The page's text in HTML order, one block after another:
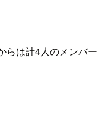
らは計4人のメンバー